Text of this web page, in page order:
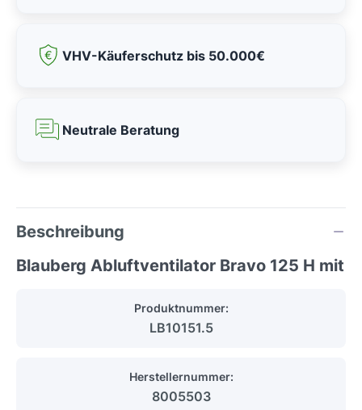
VHV-Käuferschutz bis 50.000€
Neutrale Beratung
Beschreibung
Blauberg Abluftventilator Bravo 125 H mit
Produktnummer:
LB10151.5
Herstellernummer:
8005503